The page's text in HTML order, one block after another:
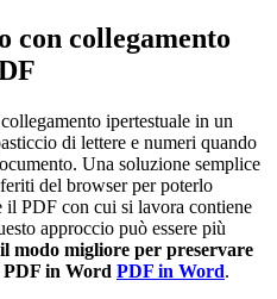
con collegamento
ipertestuale in un
di lettere e numeri quando
Una soluzione semplice
del browser per poterlo
il PDF con cui si lavora contiene
approccio può essere più
il modo migliore per preservare
in Word PDF in Word.